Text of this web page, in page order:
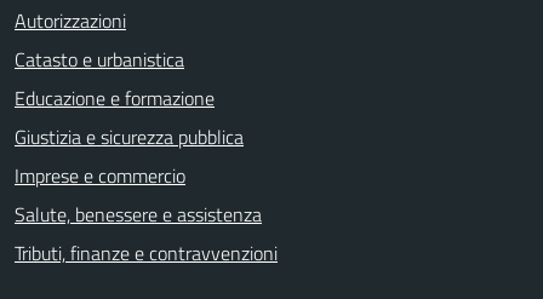
Autorizzazioni
Catasto e urbanistica
Educazione e formazione
Giustizia e sicurezza pubblica
Imprese e commercio
Salute, benessere e assistenza
Tributi, finanze e contravvenzioni